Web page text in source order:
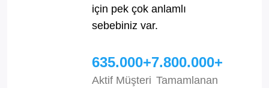
için pek çok anlamlı
sebebiniz var.
635.000+
Aktif Müşteri
7.800.000+
Tamamlanan